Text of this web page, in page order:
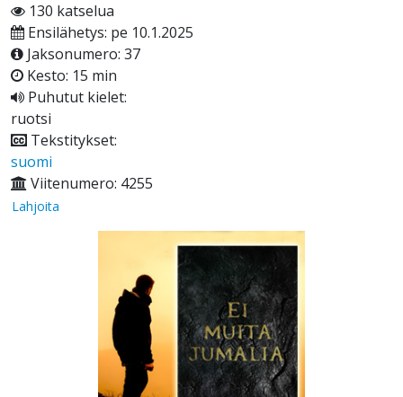
130 katselua
Ensilähetys: pe 10.1.2025
Jaksonumero: 37
Kesto: 15 min
Puhutut kielet:
ruotsi
Tekstitykset:
suomi
Viitenumero: 4255
Lahjoita